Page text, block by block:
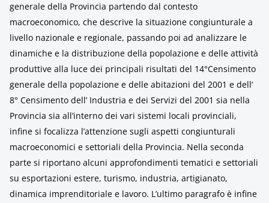
generale della Provincia partendo dal contesto
macroeconomico, che descrive la situazione congiunturale a
livello nazionale e regionale, passando poi ad analizzare le
dinamiche e la distribuzione della popolazione e delle attività
produttive alla luce dei principali risultati del 14°Censimento
generale della popolazione e delle abitazioni del 2001 e dell’
8° Censimento dell’ Industria e dei Servizi del 2001 sia nella
Provincia sia all’interno dei vari sistemi locali provinciali,
infine si focalizza l’attenzione sugli aspetti congiunturali
macroeconomici e settoriali della Provincia. Nella seconda
parte si riportano alcuni approfondimenti tematici e settoriali
su esportazioni estere, turismo, industria, artigianato,
dinamica imprenditoriale e lavoro. L’ultimo paragrafo è infine